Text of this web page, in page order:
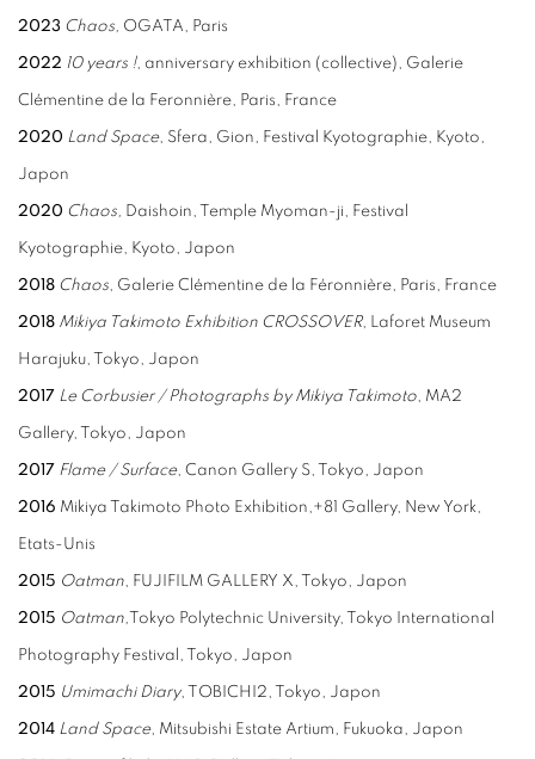
2023 Chaos, OGATA, Paris
2022 10 years !, anniversary exhibition (collective), Galerie
Clémentine de la Feronnière, Paris, France
2020 Land Space, Sfera, Gion, Festival Kyotographie, Kyoto,
Japon
2020 Chaos, Daishoin, Temple Myoman-ji, Festival
Kyotographie, Kyoto, Japon
2018 Chaos, Galerie Clémentine de la Féronnière, Paris, France
2018 Mikiya Takimoto Exhibition CROSSOVER, Laforet Museum
Harajuku, Tokyo, Japon
2017 Le Corbusier / Photographs by Mikiya Takimoto, MA2
Gallery, Tokyo, Japon
2017 Flame / Surface, Canon Gallery S, Tokyo, Japon
2016 Mikiya Takimoto Photo Exhibition,+81 Gallery, New York,
Etats-Unis
2015 Oatman, FUJIFILM GALLERY X, Tokyo, Japon
2015 Oatman, Tokyo Polytechnic University, Tokyo International
Photography Festival, Tokyo, Japon
2015 Umimachi Diary, TOBICHI2, Tokyo, Japon
2014 Land Space, Mitsubishi Estate Artium, Fukuoka, Japon